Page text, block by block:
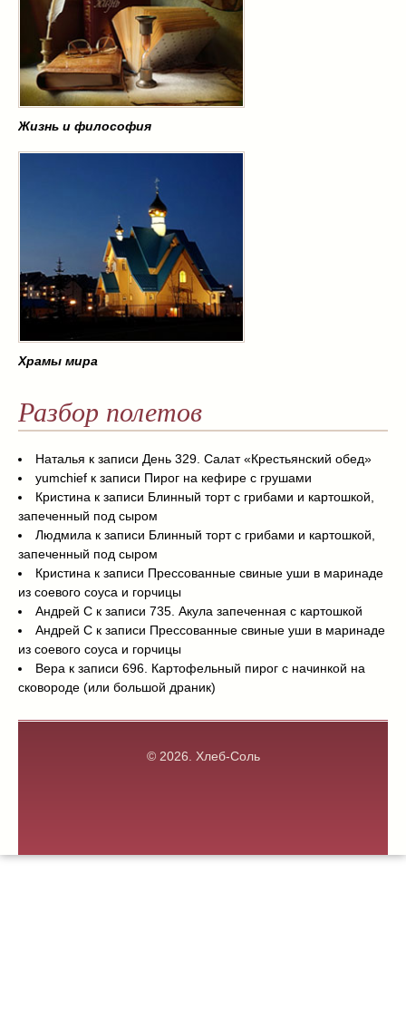
Жизнь и философия
Храмы мира
Разбор полетов
Наталья к записи День 329. Салат «Крестьянский обед»
yumchief к записи Пирог на кефире с грушами
Кристина к записи Блинный торт с грибами и картошкой,
запеченный под сыром
Людмила к записи Блинный торт с грибами и картошкой,
запеченный под сыром
Кристина к записи Прессованные свиные уши в маринаде
из соевого соуса и горчицы
Андрей С к записи 735. Акула запеченная с картошкой
Андрей С к записи Прессованные свиные уши в маринаде
из соевого соуса и горчицы
Вера к записи 696. Картофельный пирог с начинкой на
сковороде (или большой драник)
© 2026. Хлеб-Соль